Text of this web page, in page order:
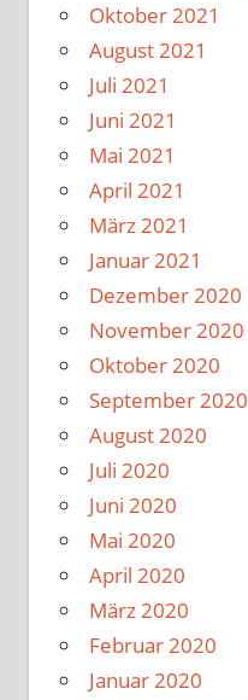
Oktober 2021
August 2021
Juli 2021
Juni 2021
Mai 2021
April 2021
März 2021
Januar 2021
Dezember 2020
November 2020
Oktober 2020
September 2020
August 2020
Juli 2020
Juni 2020
Mai 2020
April 2020
März 2020
Februar 2020
Januar 2020